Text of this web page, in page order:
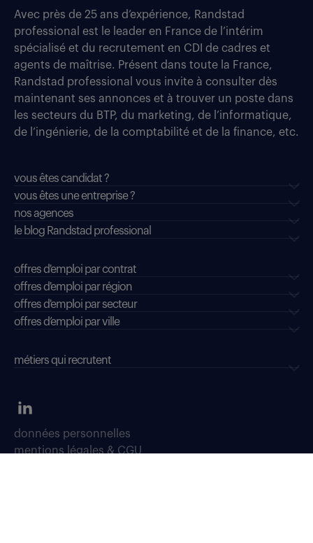
Avec près de 25 ans d’expérience, Randstad
professional est le leader en France de l’intérim
spécialisé et du recrutement en CDI de cadres et
agents de maîtrise. Présent dans toute la France,
Randstad professional vous invite à consulter dès
maintenant ses annonces et à trouver un poste dans
les secteurs du BTP, du marketing, de l’informatique,
de l’ingénierie, de la comptabilité et de la finance, etc.
vous êtes candidat ?
vous êtes une entreprise ?
nos agences
le blog Randstad professional
offres d'emploi par contrat
offres d'emploi par région
offres d'emploi par secteur
offres d’emploi par ville
métiers qui recrutent
données personnelles
mentions légales & CGU